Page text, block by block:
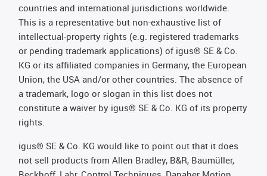
countries and international jurisdictions worldwide.
This is a representative but non-exhaustive list of
intellectual-property rights (e.g. registered trademarks
or pending trademark applications) of igus® SE & Co.
KG or its affiliated companies in Germany, the European
Union, the USA and/or other countries. The absence of
a trademark, logo or slogan in this list does not
constitute a waiver by igus® SE & Co. KG of its property
rights.
igus® SE & Co. KG would like to point out that it does
not sell products from Allen Bradley, B&R, Baumüller,